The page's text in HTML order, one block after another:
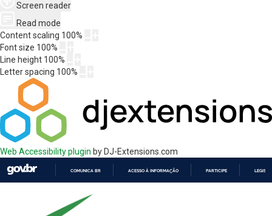
Screen reader
Read mode
Content scaling 100%
Font size 100%
Line height 100%
Letter spacing 100%
Web Accessibility plugin by DJ-Extensions.com
COMUNICA BR ACESSO À INFORMAÇÃO PARTICIPE